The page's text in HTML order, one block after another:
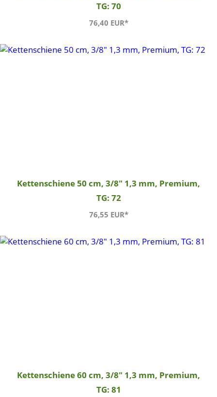
TG: 70
76,40 EUR*
Kettenschiene 50 cm, 3/8" 1,3 mm, Premium,
TG: 72
76,55 EUR*
Kettenschiene 60 cm, 3/8" 1,3 mm, Premium,
TG: 81